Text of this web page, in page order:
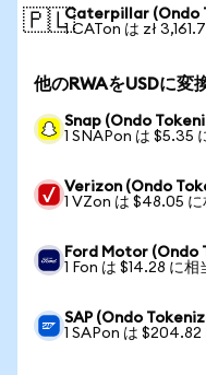
🇵🇱Caterpillar (Ondo
1 CATon は zł
他のRWAをUSDに変
Snap (Ondo
1 SNAPon は $5.35
Verizon (Ondo
1 VZon は $48.05 に
Ford Motor (Ondo
1 Fon は $14.28 に相
SAP (Ondo
1 SAPon は $204.82